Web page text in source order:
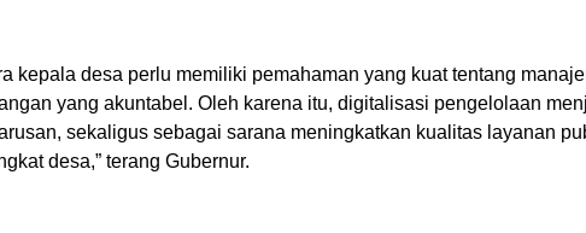
kepala desa perlu memiliki pemahaman yang kuat tentang
yang akuntabel. Oleh karena itu, digitalisasi pengelolaan
sekaligus sebagai sarana meningkatkan kualitas layanan
desa,” terang Gubernur.